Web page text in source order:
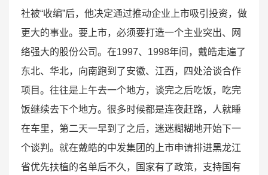
社被“收编”后，他决定通过推动企业上市吸引投资，做
更大的事业。要上市，必须要打造一个主业突出、网
络强大的股份公司。在1997、1998年间，戴皓走遍了
东北、华北，向南跑到了安徽、江西，四处洽谈合作
项目。往往是上午去一个地方，谈完之后吃饭，吃完
饭继续去下个地方。很多时候都是连夜赶路，人就睡
在车里，第二天一早到了之后，迷迷糊糊地开始下一
个谈判。就在戴皓的中发集团的上市申请排进黑龙江
省优先扶植的名单后不久，国家有了政策，支持国有